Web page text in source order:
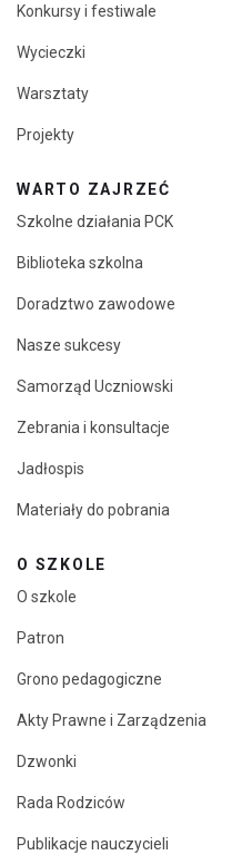
Konkursy i festiwale
Wycieczki
Warsztaty
Projekty
WARTO ZAJRZEĆ
Szkolne działania PCK
Biblioteka szkolna
Doradztwo zawodowe
Nasze sukcesy
Samorząd Uczniowski
Zebrania i konsultacje
Jadłospis
Materiały do pobrania
O SZKOLE
O szkole
Patron
Grono pedagogiczne
Akty Prawne i Zarządzenia
Dzwonki
Rada Rodziców
Publikacje nauczycieli